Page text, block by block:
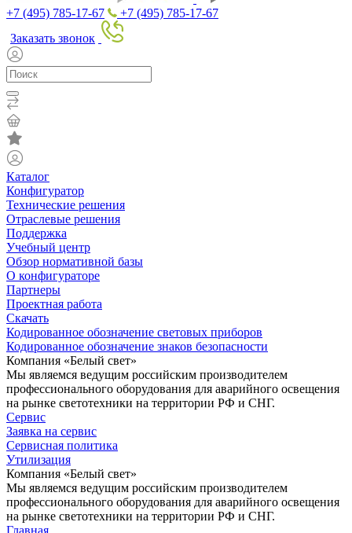
+7 (495) 785-17-67
+7 (495) 785-17-67
Заказать звонок
Каталог
Конфигуратор
Технические решения
Отраслевые решения
Поддержка
Учебный центр
Обзор нормативной базы
О конфигураторе
Партнеры
Проектная работа
Скачать
Кодированное обозначение световых приборов
Кодированное обозначение знаков безопасности
Компания «Белый свет»
Мы являемся ведущим российским производителем
профессионального оборудования для аварийного освещения
на рынке светотехники на территории РФ и СНГ.
Сервис
Заявка на сервис
Сервисная политика
Утилизация
Компания «Белый свет»
Мы являемся ведущим российским производителем
профессионального оборудования для аварийного освещения
на рынке светотехники на территории РФ и СНГ.
Главная